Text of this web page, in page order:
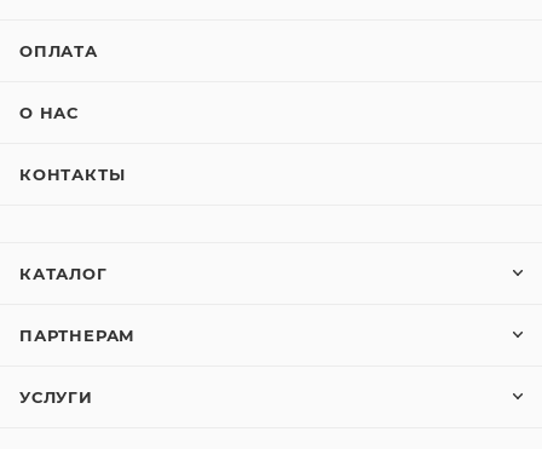
ОПЛАТА
О НАС
КОНТАКТЫ
КАТАЛОГ
ПАРТНЕРАМ
УСЛУГИ